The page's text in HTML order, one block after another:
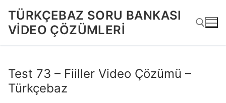
İçeriğe
atlaTÜRKÇEBAZ SORU BANKASI
VIDEO ÇÖZÜMLERI
Test 73 – Fiiller Video Çözümü –
Türkçebaz